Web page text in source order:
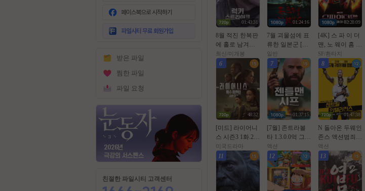
가
입
받은 파일
찜한 파일
파일 요청
친절한 파일시티 고객센터
01:43:31
8월 적진 한복판
에 홀로 남겨진
미군 병사 [ 럭키
스트라Ol크 ] 108
0p 5.1 완벽자막
최신/미개봉
01:24:16
7월 괴물섬에 표
류한 일본군 [몬
스터 Or일랜드]
완벽자막
일반
02:28:09
[4K] 스 파 이 더
맨, 노 웨이 홈 (2
021년 작품)
SF/환타지
6
48:32
[미드] 라이어니
스 시즌3 1화.202
6.1080p.한글자
막
미국드라마
7
01:37:15
[7월] 존트라볼
타 1.3.0.0억 그림
을 훔쳐라 [ 젠틀
맨 시프 ]완벽자
막
액션
8
01:47:38
N 돌아온 두웨인
존스 액션범죄 [
쎈투럴 잉텔ㄹ1
전쑤 ] 공식자막
초고화질 FHD5.
1
액션
11 12 13